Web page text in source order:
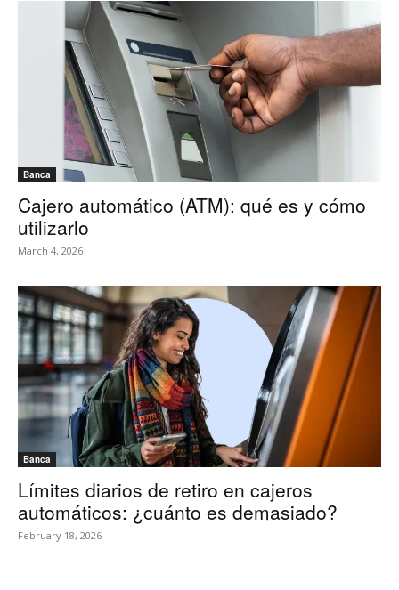
Banca
Cajero automático (ATM): qué es y cómo
utilizarlo
March 4, 2026
Banca
Límites diarios de retiro en cajeros
automáticos: ¿cuánto es demasiado?
February 18, 2026